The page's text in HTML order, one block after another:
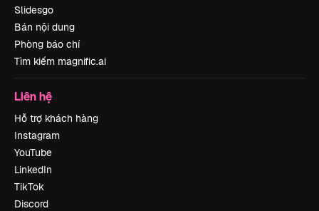
Slidesgo
Bán nội dung
Phòng báo chí
Tìm kiếm magnific.ai
Liên hệ
Hỗ trợ khách hàng
Instagram
YouTube
LinkedIn
TikTok
Discord